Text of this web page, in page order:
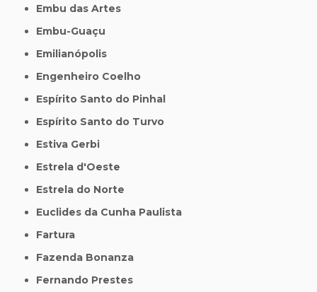
Embu das Artes
Embu-Guaçu
Emilianópolis
Engenheiro Coelho
Espírito Santo do Pinhal
Espírito Santo do Turvo
Estiva Gerbi
Estrela d'Oeste
Estrela do Norte
Euclides da Cunha Paulista
Fartura
Fazenda Bonanza
Fernando Prestes